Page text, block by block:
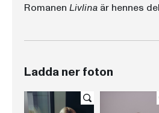
Romanen Livlina är hennes
Ladda ner foton